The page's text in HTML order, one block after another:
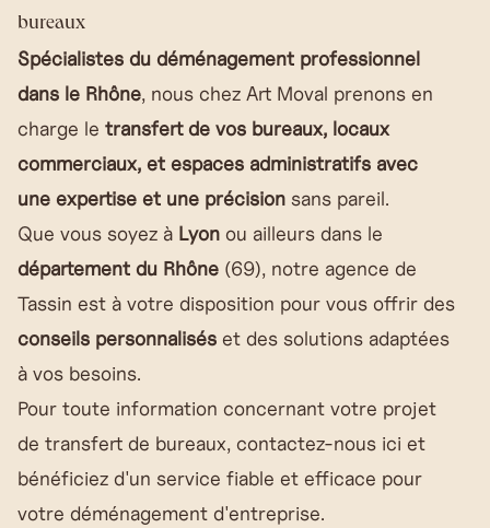
bureaux
Spécialistes du déménagement professionnel
dans le Rhône, nous chez Art Moval prenons en
charge le transfert de vos bureaux, locaux
commerciaux, et espaces administratifs avec
une expertise et une précision sans pareil.
Que vous soyez à Lyon ou ailleurs dans le
département du Rhône (69), notre agence de
Tassin est à votre disposition pour vous offrir des
conseils personnalisés et des solutions adaptées
à vos besoins.
Pour toute information concernant votre projet
de transfert de bureaux, contactez-nous ici et
bénéficiez d'un service fiable et efficace pour
votre déménagement d'entreprise.